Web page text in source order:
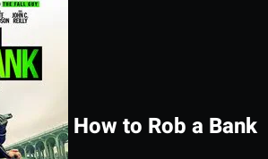
How to Rob a Bank